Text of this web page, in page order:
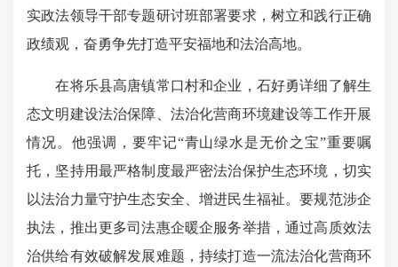
实政法领导干部专题研讨班部署要求，树立和践行正确
政绩观，奋勇争先打造平安福地和法治高地。
在将乐县高唐镇常口村和企业，石好勇详细了解生
态文明建设法治保障、法治化营商环境建设等工作开展
情况。他强调，要牢记“青山绿水是无价之宝”重要嘱
托，坚持用最严格制度最严密法治保护生态环境，切实
以法治力量守护生态安全、增进民生福祉。要规范涉企
执法，推出更多司法惠企暖企服务举措，通过高质效法
治供给有效破解发展难题，持续打造一流法治化营商环